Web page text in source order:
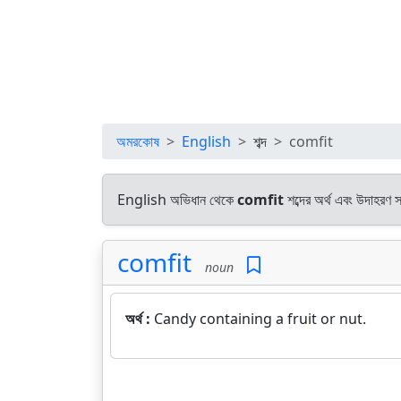
অমরকোষ English শব্দ comfit
English অভিধান থেকেcomfitশব্দের অর্থ এবং উদাহরণ
comfit noun
অর্থ : Candy containing a fruit or nut.